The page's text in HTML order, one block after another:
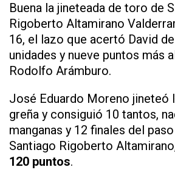
Buena la jineteada de toro de
Rigoberto Altamirano
16, el lazo que acertó David
unidades y nueve puntos más
Rodolfo Arámburo.
José Eduardo Moreno jineteó
greña y consiguió 10 tantos,
manganas y 12 finales del
Santiago Rigoberto
120 puntos.